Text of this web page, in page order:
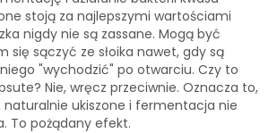
stoją za najlepszymi wartościami
nigdy nie są zassane. Mogą być
się sączyć ze słoika nawet, gdy są
"wychodzić" po otwarciu. Czy to
Nie, wręcz przeciwnie. Oznacza to,
naturalnie ukiszone i fermentacja nie
To pożądany efekt.